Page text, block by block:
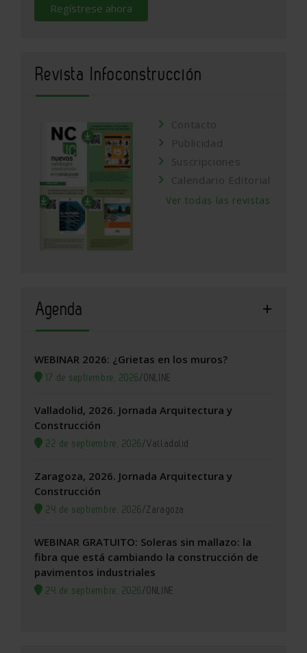
Regístrese ahora
Revista Infoconstrucción
Contacto
Publicidad
Suscripciones
Calendario Editorial
Ver todas las revistas
Agenda
WEBINAR 2026: ¿Grietas en los muros?
17 de septiembre, 2026/ONLINE
Valladolid, 2026. Jornada Arquitectura y
Construcción
22 de septiembre, 2026/Valladolid
Zaragoza, 2026. Jornada Arquitectura y
Construcción
24 de septiembre, 2026/Zaragoza
WEBINAR GRATUITO: Soleras sin mallazo: la
fibra que está cambiando la construcción de
pavimentos industriales
24 de septiembre, 2026/ONLINE